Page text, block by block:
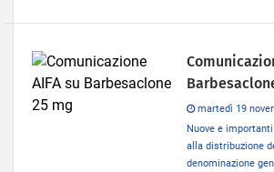
martedì 19
Nuove e
alla distribuzione
denominazione